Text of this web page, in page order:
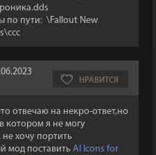
по пути: \Fallout New
НРАВИТСЯ
отвечаю на некро-ответ,но
котором я не могу
не хочу портить
мод поставить AI Icons for